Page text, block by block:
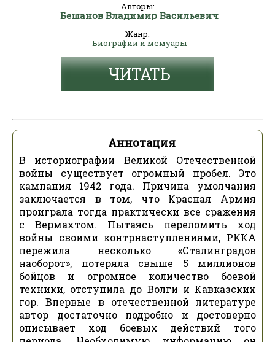
Авторы:
Бешанов Владимир Васильевич
Жанр:
Биографии и мемуары
ЧИТАТЬ
Аннотация
В историографии Великой Отечественной
войны существует огромный пробел. Это
кампания 1942 года. Причина умолчания
заключается в том, что Красная Армия
проиграла тогда практически все сражения
с Вермахтом. Пытаясь переломить ход
войны своими контрнаступлениями, РККА
пережила несколько «Сталинградов
наоборот», потеряла свыше 5 миллионов
бойцов и огромное количество боевой
техники, отступила до Волги и Кавказских
гор. Впервые в отечественной литературе
автор достаточно подробно и достоверно
описывает ход боевых действий того